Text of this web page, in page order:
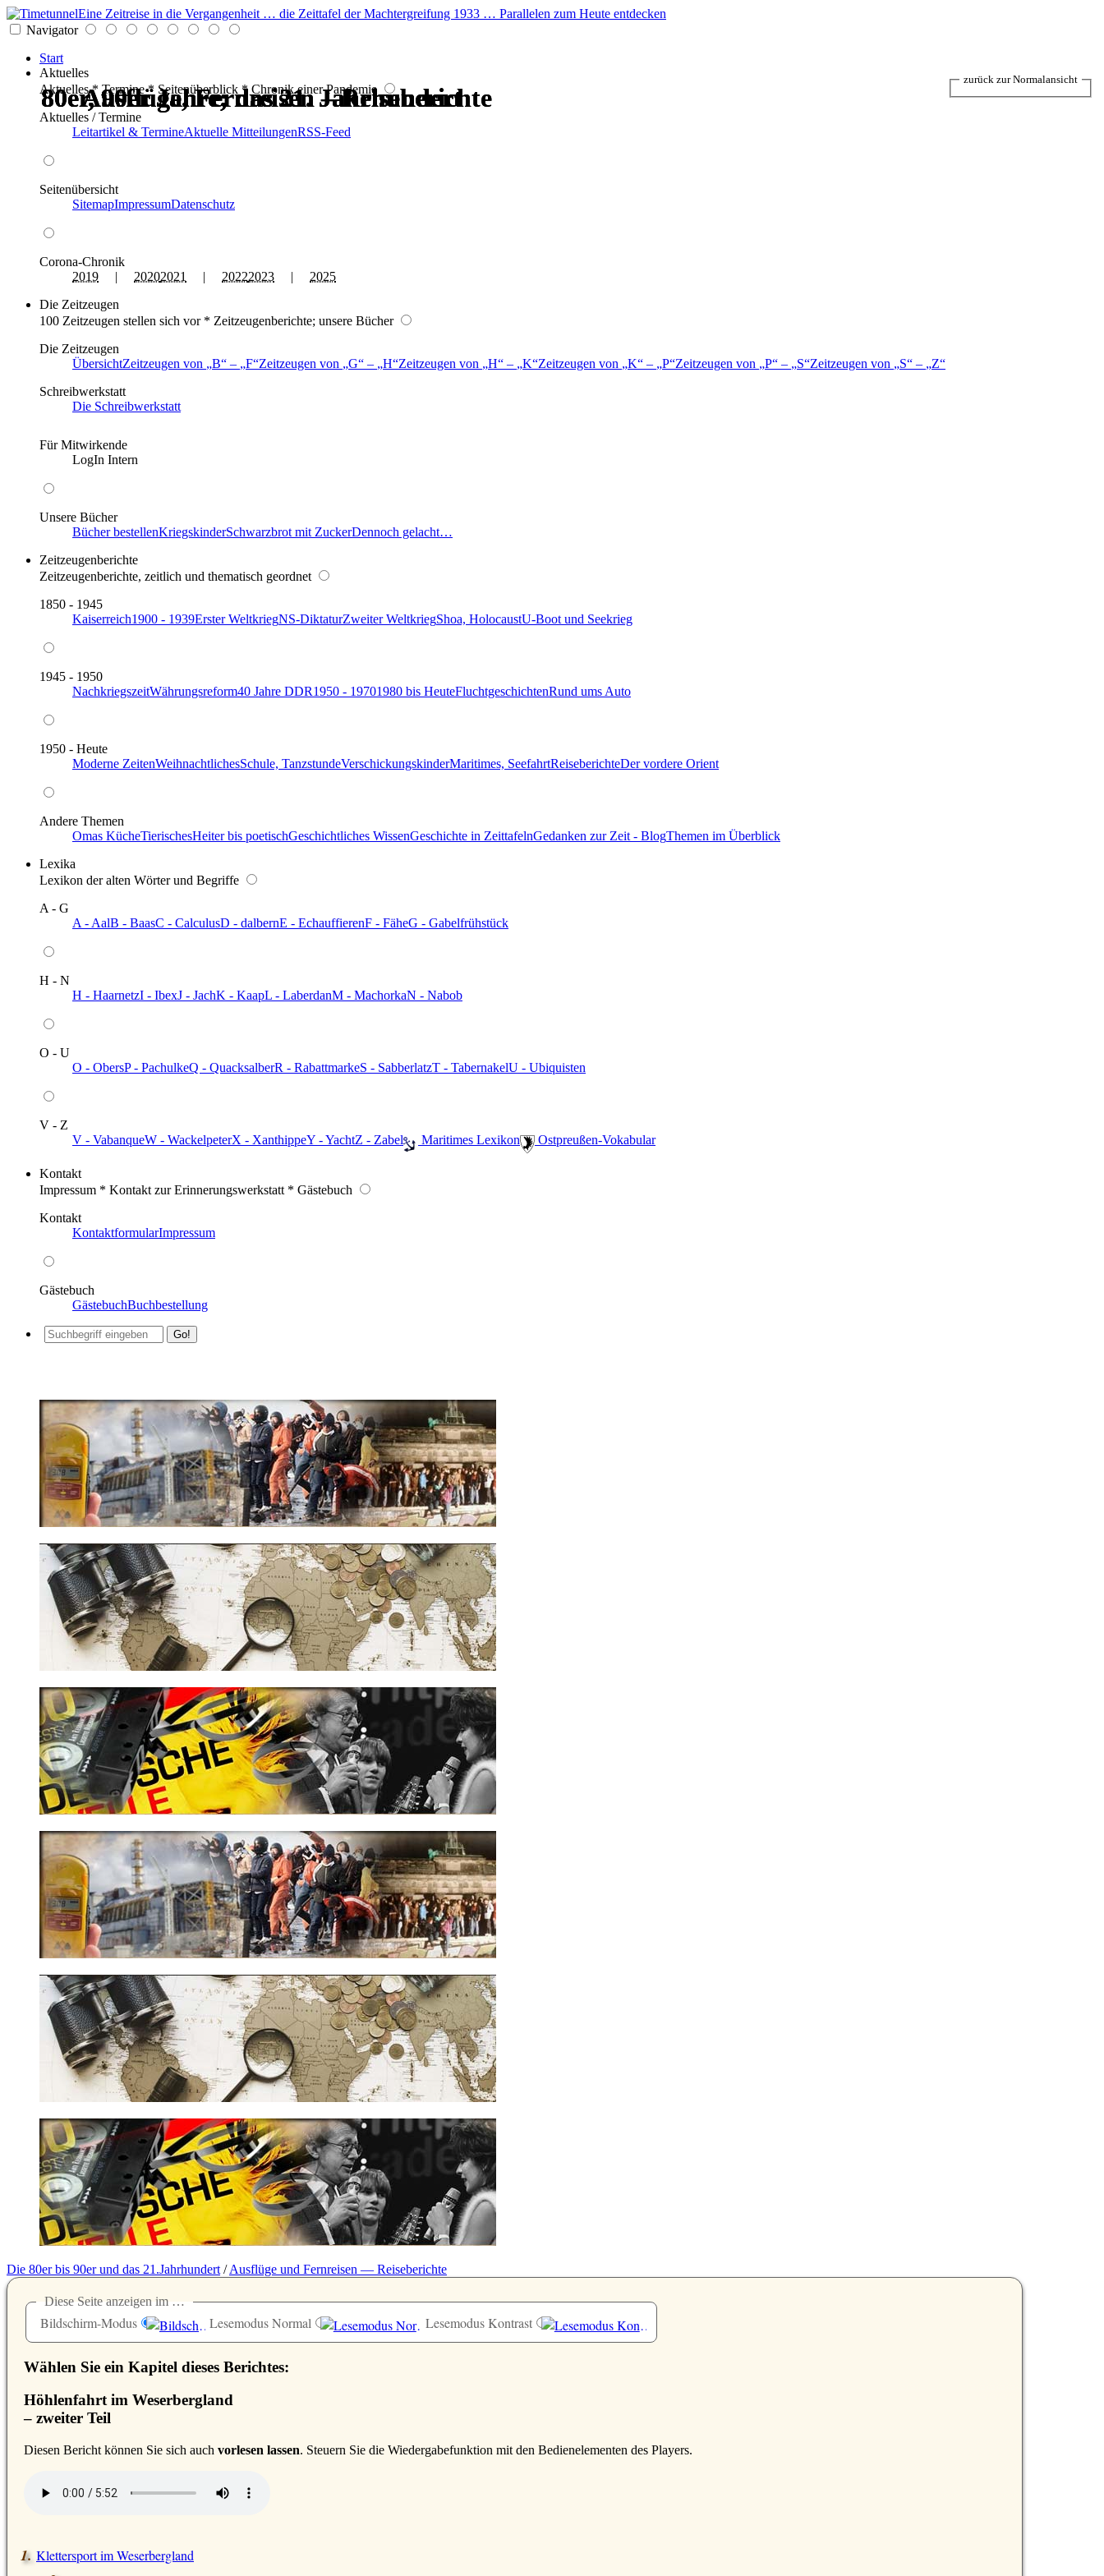
Eine Zeitreise in die Vergangenheit … die Zeittafel der Machtergreifung 1933 … Parallelen zum Heute entdecken
Navigator
Start
Aktuelles
Aktuelles * Termine * Seitenüberblick * Chronik einer Pandemie
Aktuelles / Termine
Leitartikel & TermineAktuelle MitteilungenRSS-Feed
Seitenübersicht
SitemapImpressumDatenschutz
Corona-Chronik
2019 | 20202021 | 20222023 | 2025
Die Zeitzeugen
100 Zeitzeugen stellen sich vor * Zeitzeugenberichte; unsere Bücher
Die Zeitzeugen
ÜbersichtZeitzeugen von B – F Zeitzeugen von G – H Zeitzeugen von H – K Zeitzeugen von K – P Zeitzeugen von P – S Zeitzeugen von S –
Z
Schreibwerkstatt
Die Schreibwerkstatt
Für Mitwirkende
LogIn Intern
Unsere Bücher
Bücher bestellenKriegskinderSchwarzbrot mit ZuckerDennoch gelacht…
Zeitzeugenberichte
Zeitzeugenberichte, zeitlich und thematisch geordnet
1850 - 1945
Kaiserreich1900 - 1939Erster WeltkriegNS-DiktaturZweiter WeltkriegShoa, HolocaustU-Boot und Seekrieg
1945 - 1950
NachkriegszeitWährungsreform40 Jahre DDR1950 - 19701980 bis HeuteFluchtgeschichtenRund ums Auto
1950 - Heute
Moderne ZeitenWeihnachtlichesSchule, TanzstundeVerschickungskinderMaritimes, SeefahrtReiseberichteDer vordere Orient
Andere Themen
Omas KücheTierischesHeiter bis poetischGeschichtliches WissenGeschichte in ZeittafelnGedanken zur Zeit - BlogThemen im Überblick
Lexika
Lexikon der alten Wörter und Begriffe
A - G
A - AalB - BaasC - CalculusD - dalbernE - EchauffierenF - FäheG - Gabelfrühstück
H - N
H - HaarnetzI - IbexJ - JachK - KaapL - LaberdanM - MachorkaN - Nabob
O - U
O - ObersP - PachulkeQ - QuacksalberR - RabattmarkeS - SabberlatzT - TabernakelU - Ubiquisten
V - Z
V - VabanqueW - WackelpeterX - XanthippeY - YachtZ - Zabel ️ Maritimes Lexikon ️ Ostpreußen-Vokabular
Kontakt
Impressum * Kontakt zur Erinnerungswerkstatt * Gästebuch
Kontakt
KontaktformularImpressum
Gästebuch
GästebuchBuchbestellung
80er, 90er Jahre; das 21. Jahrhundert
Ausflüge, Fernreisen – Reiseberichte
80er, 90er Jahre; das 21. Jahrhundert
80er, 90er Jahre; das 21. Jahrhundert
Ausflüge, Fernreisen – Reiseberichte
80er, 90er Jahre; das 21. Jahrhundert
Die 80er bis 90er und das 21.Jahrhundert/Ausflüge und Fernreisen — Reiseberichte
Diese Seite anzeigen im …
Bildschirm-Modus Lesemodus Normal Lesemodus Kontrast
Wählen Sie ein Kapitel dieses Berichtes:
Höhlenfahrt im Weserbergland
– zweiter Teil
Diesen Bericht können Sie sich auch vorlesen lassen. Steuern Sie die Wiedergabefunktion mit den Bedienelementen des Players.
Klettersport im Weserbergland
zurück zur Normalansicht